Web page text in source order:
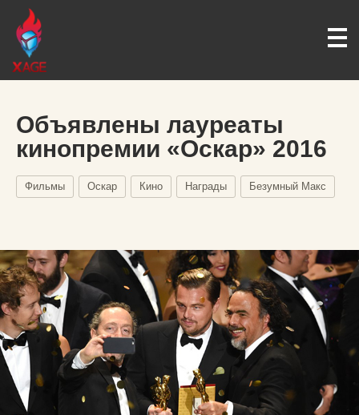
Объявлены лауреаты
кинопремии «Оскар» 2016
Фильмы Оскар Кино Награды Безумный Макс